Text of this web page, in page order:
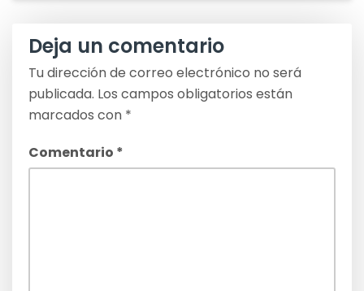
Deja un comentario
Tu dirección de correo electrónico no será
publicada. Los campos obligatorios están
marcados con *
Comentario *